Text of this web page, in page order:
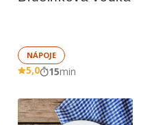
NÁPOJE
5,0 15min